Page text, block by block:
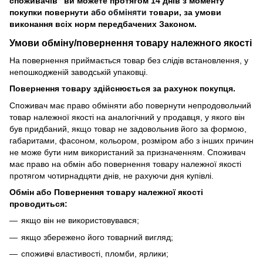
покупки повернути або обміняти товари, за умови
виконання всіх норм передбачених Законом.
Умови обміну/повернення товару належного якості
На повернення приймається товар без слідів встановлення, у
непошкодженій заводській упаковці.
Повернення товару здійснюється за рахунок покупця.
Споживач має право обміняти або повернути непродовольчий
товар належної якості на аналогічний у продавця, у якого він
був придбаний, якщо товар не задовольнив його за формою,
габаритами, фасоном, кольором, розміром або з інших причин
не може бути ним використаний за призначенням. Споживач
має право на обмін або повернення товару належної якості
протягом чотирнадцяти днів, не рахуючи дня купівлі.
Обмін або Повернення товару належної якості
проводиться:
якщо він не використовувався;
якщо збережено його товарний вигляд;
споживчі властивості, пломби, ярлики;